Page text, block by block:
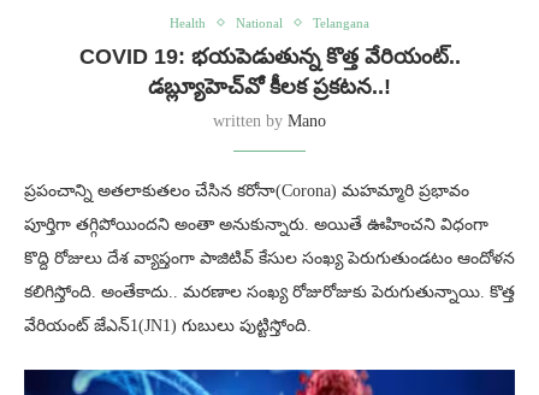
Health National Telangana
COVID 19: భయపెడుతున్న కొత్త వేరియంట్..
డబ్ల్యూహెచ్‌వో కీలక ప్రకటన..!
written by Mano
ప్రపంచాన్ని అతలాకుతలం చేసిన కరోనా(Corona) మహమ్మారి ప్రభావం
పూర్తిగా తగ్గిపోయిందని అంతా అనుకున్నారు. అయితే ఊహించని విధంగా
కొద్ది రోజులు దేశ వ్యాప్తంగా పాజిటివ్ కేసుల సంఖ్య పెరుగుతుండటం ఆందోళన
కలిగిస్తోంది. అంతేకాదు.. మరణాల సంఖ్య రోజురోజుకు పెరుగుతున్నాయి. కొత్త
వేరియంట్‌ జేఎన్1(JN1) గుబులు పుట్టిస్తోంది.